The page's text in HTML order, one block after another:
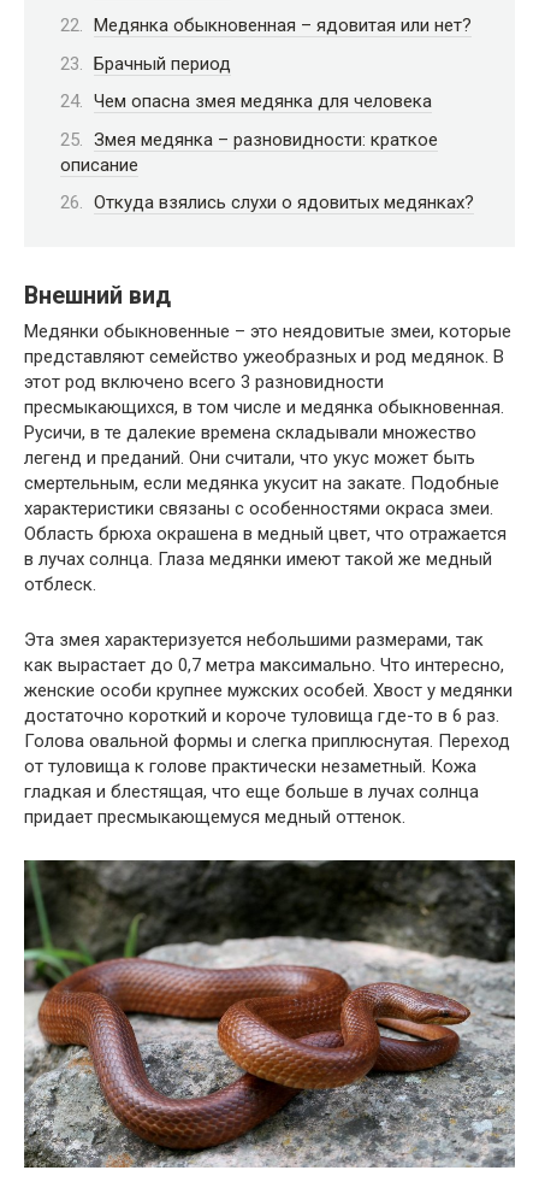
Медянка обыкновенная – ядовитая или нет?
Брачный период
Чем опасна змея медянка для человека
Змея медянка – разновидности: краткое
описание
Откуда взялись слухи о ядовитых медянках?
Внешний вид
Медянки обыкновенные – это неядовитые змеи, которые
представляют семейство ужеобразных и род медянок. В
этот род включено всего 3 разновидности
пресмыкающихся, в том числе и медянка обыкновенная.
Русичи, в те далекие времена складывали множество
легенд и преданий. Они считали, что укус может быть
смертельным, если медянка укусит на закате. Подобные
характеристики связаны с особенностями окраса змеи.
Область брюха окрашена в медный цвет, что отражается
в лучах солнца. Глаза медянки имеют такой же медный
отблеск.
Эта змея характеризуется небольшими размерами, так
как вырастает до 0,7 метра максимально. Что интересно,
женские особи крупнее мужских особей. Хвост у медянки
достаточно короткий и короче туловища где-то в 6 раз.
Голова овальной формы и слегка приплюснутая. Переход
от туловища к голове практически незаметный. Кожа
гладкая и блестящая, что еще больше в лучах солнца
придает пресмыкающемуся медный оттенок.